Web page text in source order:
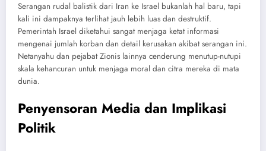
Serangan rudal balistik dari Iran ke Israel bukanlah hal baru, tapi
kali ini dampaknya terlihat jauh lebih luas dan destruktif.
Pemerintah Israel diketahui sangat menjaga ketat informasi
mengenai jumlah korban dan detail kerusakan akibat serangan ini.
Netanyahu dan pejabat Zionis lainnya cenderung menutup-nutupi
skala kehancuran untuk menjaga moral dan citra mereka di mata
dunia.
Penyensoran Media dan Implikasi
Politik